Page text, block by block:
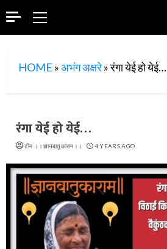
Primary
Menu
HOME »अभंग अक्षरे»रंगा येई हो येई…
रंगा येई हो येई…
टीम ।।ज्ञानबातुकाराम।। 4 YEARS AGO